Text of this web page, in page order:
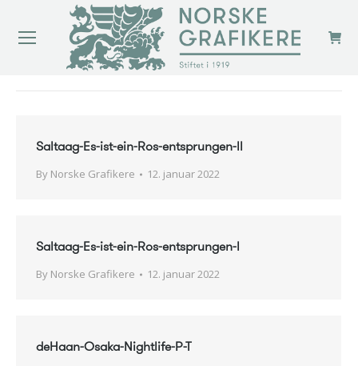
Saltaag-Es-ist-ein-Ros-entsprungen-ll
By Norske Grafikere 12. januar 2022
Saltaag-Es-ist-ein-Ros-entsprungen-l
By Norske Grafikere 12. januar 2022
deHaan-Osaka-Nightlife-P-T